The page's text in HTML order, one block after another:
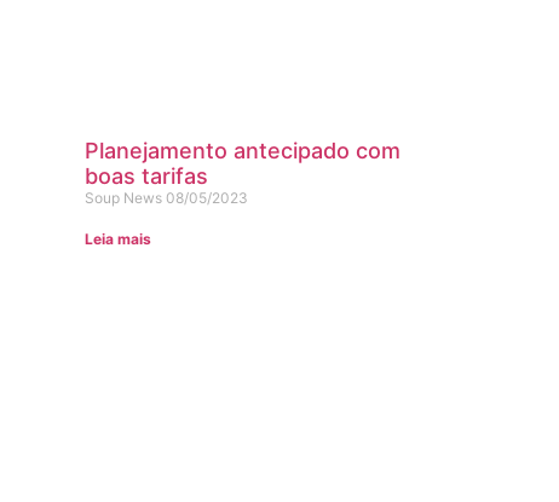
Planejamento antecipado com
boas tarifas
Soup News 08/05/2023
Leia mais